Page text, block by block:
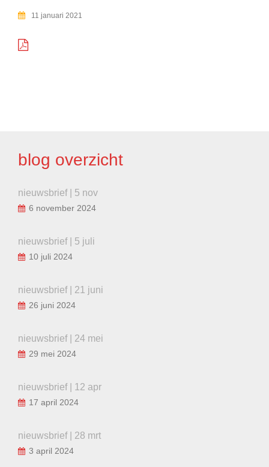
11 januari 2021
blog overzicht
nieuwsbrief | 5 nov
6 november 2024
nieuwsbrief | 5 juli
10 juli 2024
nieuwsbrief | 21 juni
26 juni 2024
nieuwsbrief | 24 mei
29 mei 2024
nieuwsbrief | 12 apr
17 april 2024
nieuwsbrief | 28 mrt
3 april 2024